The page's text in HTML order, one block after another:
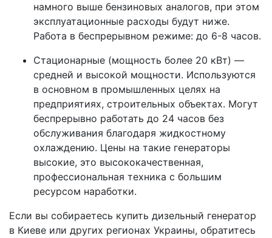
намного выше бензиновых аналогов, при этом
эксплуатационные расходы будут ниже.
Работа в беспрерывном режиме: до 6-8 часов.
Стационарные (мощность более 20 кВт) —
средней и высокой мощности. Используются
в основном в промышленных целях на
предприятиях, строительных объектах. Могут
беспрерывно работать до 24 часов без
обслуживания благодаря жидкостному
охлаждению. Цены на такие генераторы
высокие, это высококачественная,
профессиональная техника с большим
ресурсом наработки.
Если вы собираетесь купить дизельный генератор
в Киеве или других регионах Украины, обратитесь